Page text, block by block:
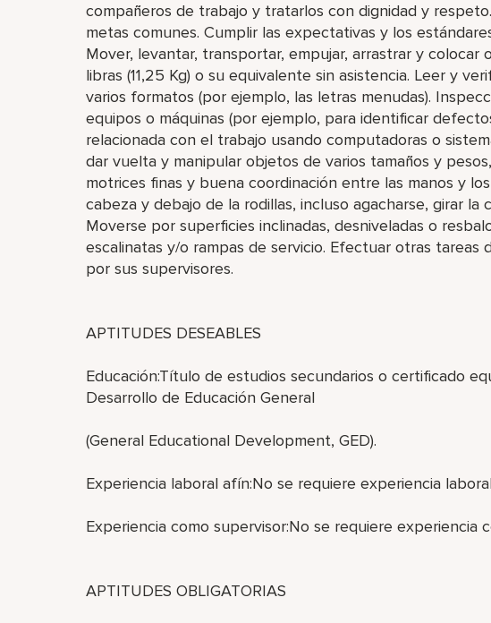
compañeros de trabajo y tratarlos con dignidad y
metas comunes. Cumplir las expectativas y los
Mover, levantar, transportar, empujar, arrastrar y
libras (11,25 Kg) o su equivalente sin asistencia. Leer y
varios formatos (por ejemplo, las letras menudas).
equipos o máquinas (por ejemplo, para identificar
relacionada con el trabajo usando computadoras o
dar vuelta y manipular objetos de varios tamaños y
motrices finas y buena coordinación entre las manos y
cabeza y debajo de la rodillas, incluso agacharse, girar la
Moverse por superficies inclinadas, desniveladas o
escalinatas y/o rampas de servicio. Efectuar otras tareas
por sus supervisores.
APTITUDES DESEABLES
Educación:Título de estudios secundarios o certificado
Desarrollo de Educación General
(General Educational Development, GED).
Experiencia laboral afín:No se requiere experiencia
Experiencia como supervisor:No se requiere experiencia
APTITUDES OBLIGATORIAS